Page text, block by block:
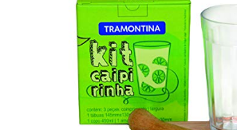
pinça assegura a higiene ao
prevenindo contato direto com as
na qualidade do gelo. Com este kit
possível preparar uma vasta gama
desde os clássicos até inovações